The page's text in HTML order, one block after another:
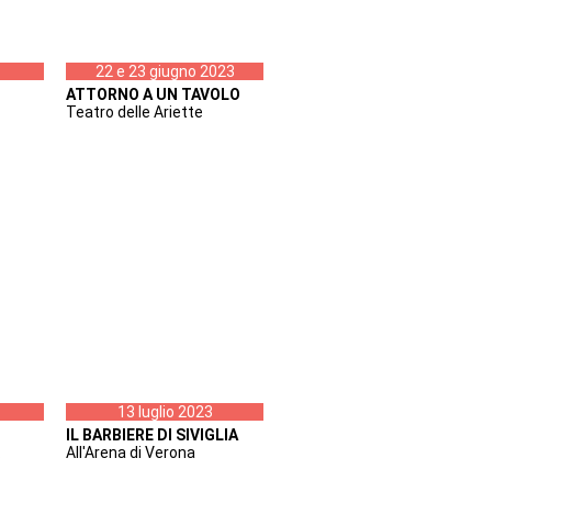
22 e 23 giugno 2023
ATTORNO A UN TAVOLO
Teatro delle Ariette
13 luglio 2023
IL BARBIERE DI SIVIGLIA
All'Arena di Verona